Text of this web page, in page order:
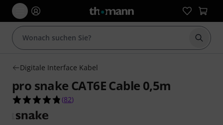
Suche
Digitale Interface Kabel
pro snake CAT6E Cable 0,5m
4.8 von 5 Sternen aus 82 Kundenbewertungen
(82)